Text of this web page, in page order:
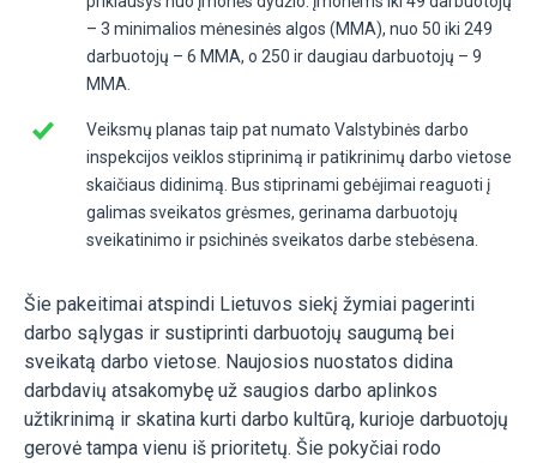
– 3 minimalios mėnesinės algos (MMA), nuo 50 iki 249
darbuotojų – 6 MMA, o 250 ir daugiau darbuotojų – 9
MMA.
Veiksmų planas taip pat numato Valstybinės darbo
inspekcijos veiklos stiprinimą ir patikrinimų darbo vietose
skaičiaus didinimą. Bus stiprinami gebėjimai reaguoti į
galimas sveikatos grėsmes, gerinama darbuotojų
sveikatinimo ir psichinės sveikatos darbe stebėsena.
Šie pakeitimai atspindi Lietuvos siekį žymiai pagerinti
darbo sąlygas ir sustiprinti darbuotojų saugumą bei
sveikatą darbo vietose. Naujosios nuostatos didina
darbdavių atsakomybę už saugios darbo aplinkos
užtikrinimą ir skatina kurti darbo kultūrą, kurioje darbuotojų
gerovė tampa vienu iš prioritetų. Šie pokyčiai rodo